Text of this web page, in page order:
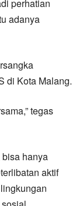
perhatian
adanya
di Kota Malang.
tegas
hanya
aktif